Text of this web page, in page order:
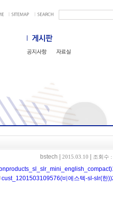
bstech 2015.03.10 조회수 :
cust_1201503109576(비에스텍-sl-slr(한